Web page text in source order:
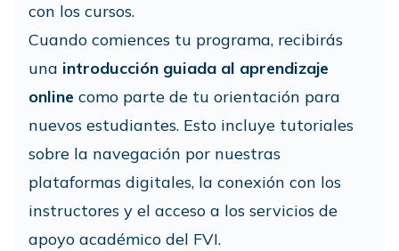
con los cursos.
Cuando comiences tu programa, recibirás
una introducción guiada al aprendizaje
online como parte de tu orientación para
nuevos estudiantes. Esto incluye tutoriales
sobre la navegación por nuestras
plataformas digitales, la conexión con los
instructores y el acceso a los servicios de
apoyo académico del FVI.